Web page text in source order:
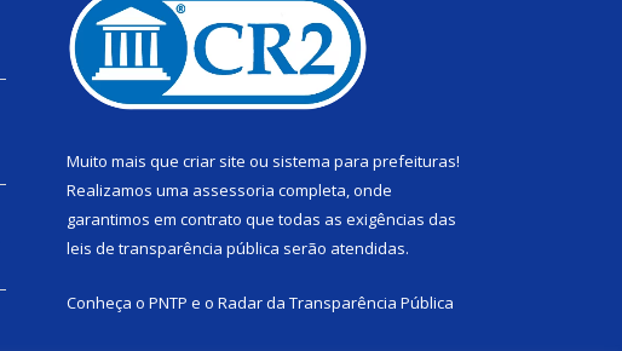
Muito mais que criar site ou sistema para prefeituras!
Realizamos uma assessoria completa, onde
garantimos em contrato que todas as exigências das
leis de transparência pública serão atendidas.
Conheça o PNTP e o Radar da Transparência Pública